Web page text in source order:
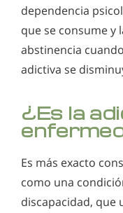
muy antiguo. El
desde su inicio, con
casi todas las frutas,
asumir que la
confrontar y resolver
humana.
¿Es la rehabilitación
¿Es efectivo el
¿Cómo puedo
dependencia
que se consume y
abstinencia
adictiva se
¿Es la
Es más exacto
como una
discapacidad, que